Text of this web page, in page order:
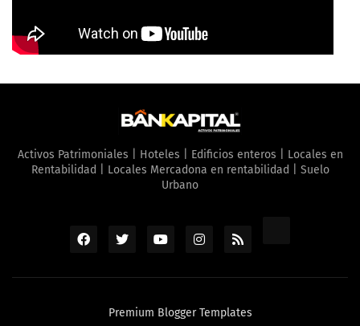
Activos Patrimoniales | Hoteles | Edificios enteros | Locales en
Rentabilidad | Locales Mercadona en rentabilidad | Suelo
Urbano